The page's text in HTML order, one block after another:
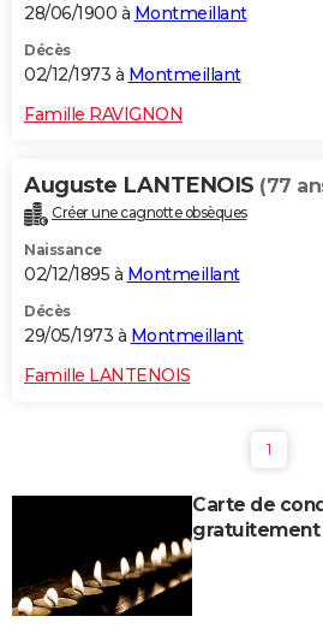
28/06/1900 à Montmeillant
Décès
02/12/1973 à Montmeillant
Famille RAVIGNON
Auguste LANTENOIS (77
Créer une cagnotte obsèques
Naissance
02/12/1895 à Montmeillant
Décès
29/05/1973 à Montmeillant
Famille LANTENOIS
1
Carte de
gratuitement